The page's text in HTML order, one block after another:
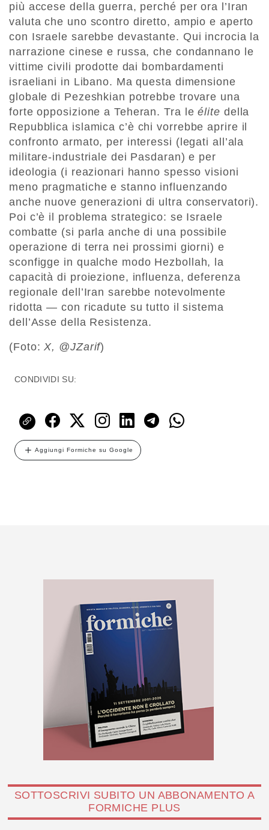
più accese della guerra, perché per ora l’Iran
valuta che uno scontro diretto, ampio e aperto
con Israele sarebbe devastante. Qui incrocia la
narrazione cinese e russa, che condannano le
vittime civili prodotte dai bombardamenti
israeliani in Libano. Ma questa dimensione
globale di Pezeshkian potrebbe trovare una
forte opposizione a Teheran. Tra leélite della
Repubblica islamica c’è chi vorrebbe aprire il
confronto armato, per interessi (legati all’ala
militare-industriale dei Pasdaran) e per
ideologia (i reazionari hanno spesso visioni
meno pragmatiche e stanno influenzando
anche nuove generazioni di ultra conservatori).
Poi c’è il problema strategico: se Israele
combatte (si parla anche di una possibile
operazione di terra nei prossimi giorni) e
sconfigge in qualche modo Hezbollah, la
capacità di proiezione, influenza, deferenza
regionale dell’Iran sarebbe notevolmente
ridotta — con ricadute su tutto il sistema
dell’Asse della Resistenza.
(Foto: X, @JZarif)
CONDIVIDI SU:
Aggiungi Formiche su Google
SOTTOSCRIVI SUBITO UN ABBONAMENTO A
FORMICHE PLUS